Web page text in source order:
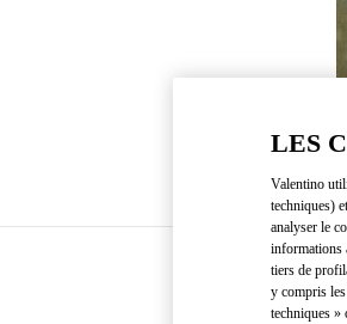
LES
Valentino
techniques)
analyser le
informations
tiers de
y compris
techniques »